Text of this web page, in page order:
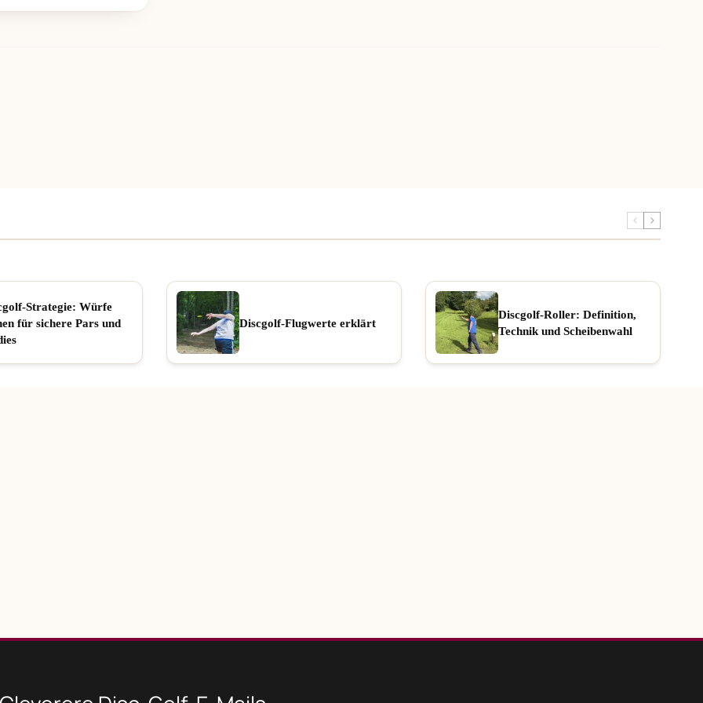
Strategie: Würfe
für sichere Pars und
Discgolf-Flugwerte erklärt
Discgolf-Roller: Definition,
Technik und Scheibenwahl